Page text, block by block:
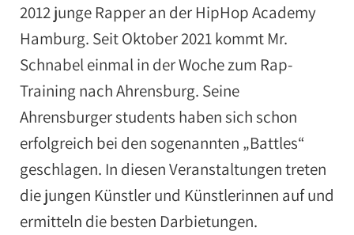
2012 junge Rapper an der HipHop Academy
Hamburg. Seit Oktober 2021 kommt Mr.
Schnabel einmal in der Woche zum Rap-
Training nach Ahrensburg. Seine
Ahrensburger students haben sich schon
erfolgreich bei den sogenannten „Battles“
geschlagen. In diesen Veranstaltungen treten
die jungen Künstler und Künstlerinnen auf und
ermitteln die besten Darbietungen.